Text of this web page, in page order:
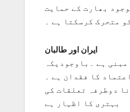
بھارت کے حمایت
متحرک کرسکتا ہے ۔
ایران اور طالبان
ہے ۔باوجودیکہ
کا فقدان ہے ۔
دوطرفہ تعلقات کی
بہتری کا اظہار ہے